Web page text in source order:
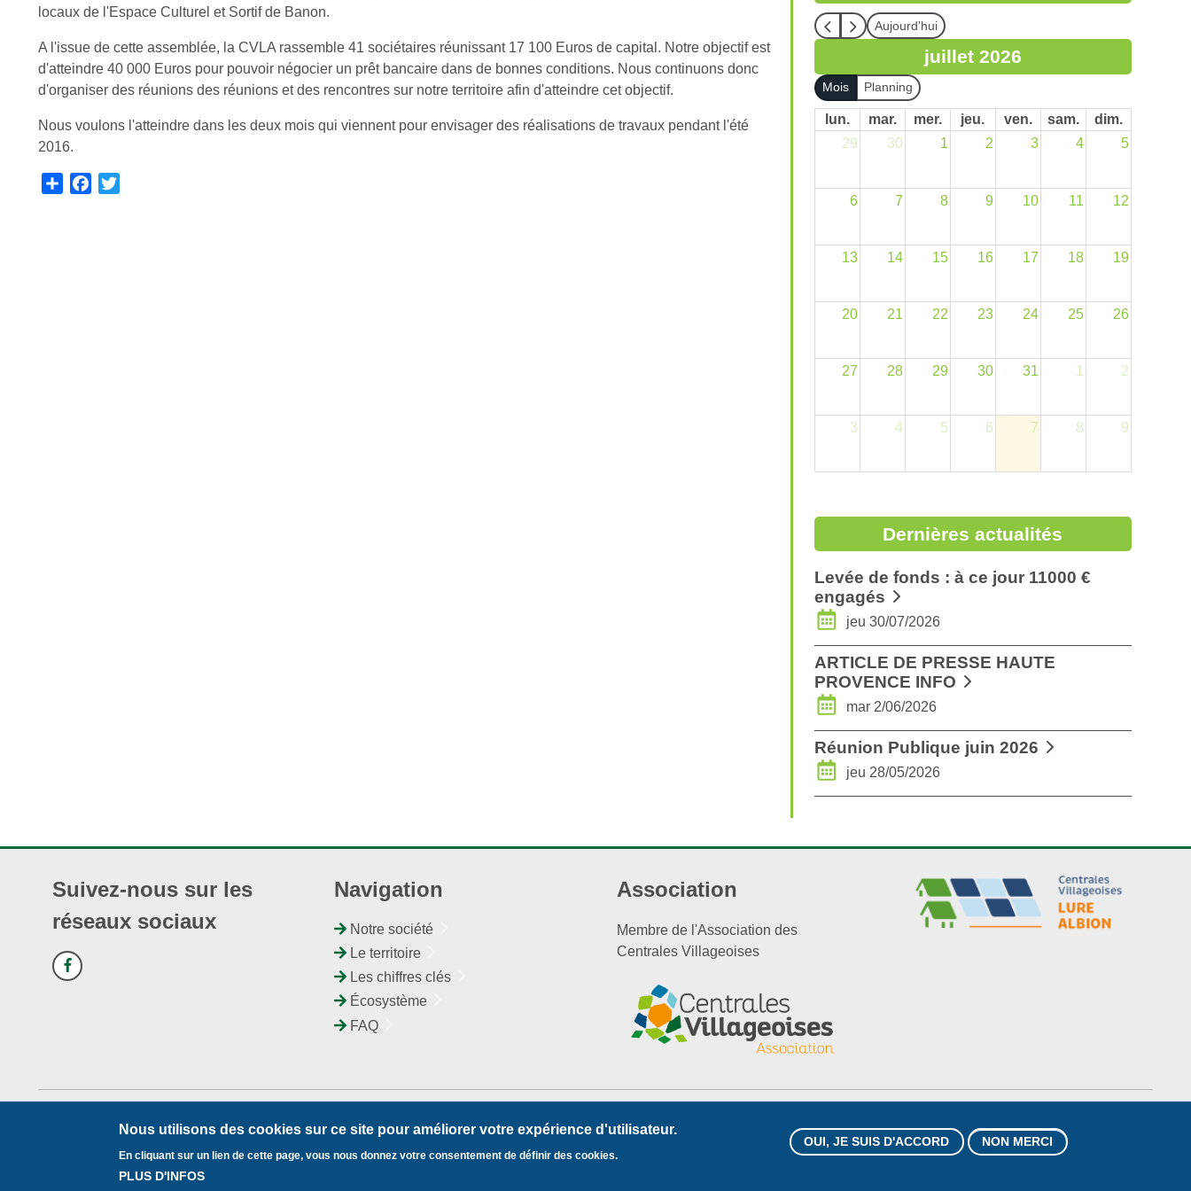
locaux de l'Espace Culturel et Sortif de Banon.
A l'issue de cette assemblée, la CVLA rassemble 41 sociétaires réunissant 17 100 Euros de capital. Notre objectif est
d'atteindre 40 000 Euros pour pouvoir négocier un prêt bancaire dans de bonnes conditions. Nous continuons donc
d'organiser des réunions des réunions et des rencontres sur notre territoire afin d'atteindre cet objectif.
Nous voulons l'atteindre dans les deux mois qui viennent pour envisager des réalisations de travaux pendant l'été
2016.
Aujourd'hui
juillet 2026
Mois Planning
lun. mar. mer. jeu. ven. sam.
dim.
29
30 1 2 3 4 5
6 7 8 9 10 11 12
13 14 15 16 17 18 19
20 21 22 23 24 25 26
27 28 29 30 31 1 2
3 4 5 6 7 8 9
Dernières actualités
Levée de fonds : à ce jour 11000 €
engagés
jeu 30/07/2026
ARTICLE DE PRESSE HAUTE
PROVENCE INFO
mar 2/06/2026
Réunion Publique juin 2026
jeu 28/05/2026
Suivez-nous sur les
réseaux sociaux
Navigation
Notre société
Le territoire
Les chiffres clés
Écosystème
FAQ
Association
Membre de l'Association des
Centrales Villageoises
© 2018 Centrales Villageoises
Nous utilisons des cookies sur ce site pour améliorer votre expérience d'utilisateur.
En cliquant sur un lien de cette page, vous nous donnez votre consentement de définir des cookies.
PLUS D'INFOS
OUI, JE SUIS D'ACCORD NON MERCI